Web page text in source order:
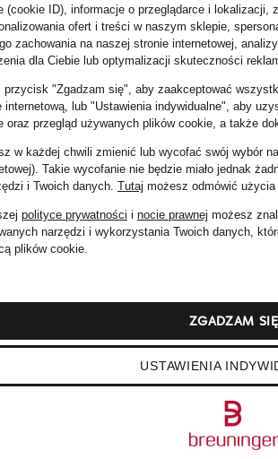
(cookie ID), informacje o przeglądarce i lokalizacji,
ofert i treści w naszym sklepie,
zachowania na naszej stronie internetowej,
dla Ciebie lub optymalizacji skuteczności
przycisk "Zgadzam się", aby zaakceptować
internetową, lub "Ustawienia indywidualne", aby
oraz przegląd używanych plików cookie, a także
w każdej chwili zmienić lub wycofać swój wybór
Takie wycofanie nie będzie miało jednak
i Twoich danych. Tutaj możesz odmówić
polityce prywatności i nocie prawnej możesz
narzędzi i wykorzystania Twoich danych,
plików cookie.
USTAWIENIA
ZGADZAM SIĘ